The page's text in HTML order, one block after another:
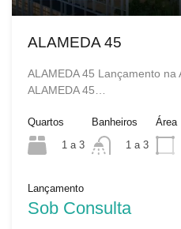
ALAMEDA 45
ALAMEDA 45 Lançamento
ALAMEDA 45…
Quartos
1 a 3
Banheiros
1 a 3
Área
Lançamento
Sob Consulta